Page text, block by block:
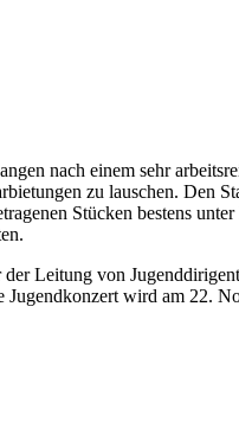
nach einem sehr
zu lauschen. Den
Stücken bestens
Leitung von
Jugendkonzert wird am 22.